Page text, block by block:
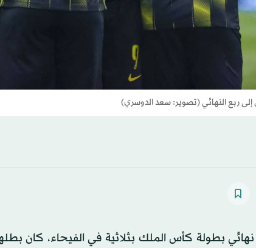
إلى ربع النهائي (تصوير: سعد الدوسري)
بطولة كأس الملك بثلاثية في الفيحاء، كان